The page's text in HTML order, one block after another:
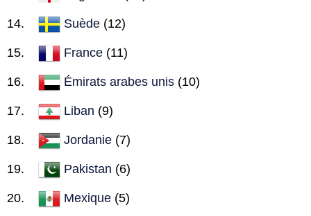
Suède (12)
France (11)
Émirats arabes unis (10)
Liban (9)
Jordanie (7)
Pakistan (6)
Mexique (5)